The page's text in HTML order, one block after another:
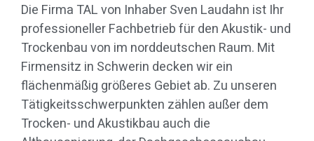
Die Firma TAL von Inhaber Sven Laudahn ist Ihr
professioneller Fachbetrieb für den Akustik- und
Trockenbau von im norddeutschen Raum. Mit
Firmensitz in Schwerin decken wir ein
flächenmäßig größeres Gebiet ab. Zu unseren
Tätigkeitsschwerpunkten zählen außer dem
Trocken- und Akustikbau auch die